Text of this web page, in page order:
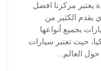
مركزنا افضل
يقدم الكثير من
بجميع أنواعها
حيث تعتبر سيارات
العالم…